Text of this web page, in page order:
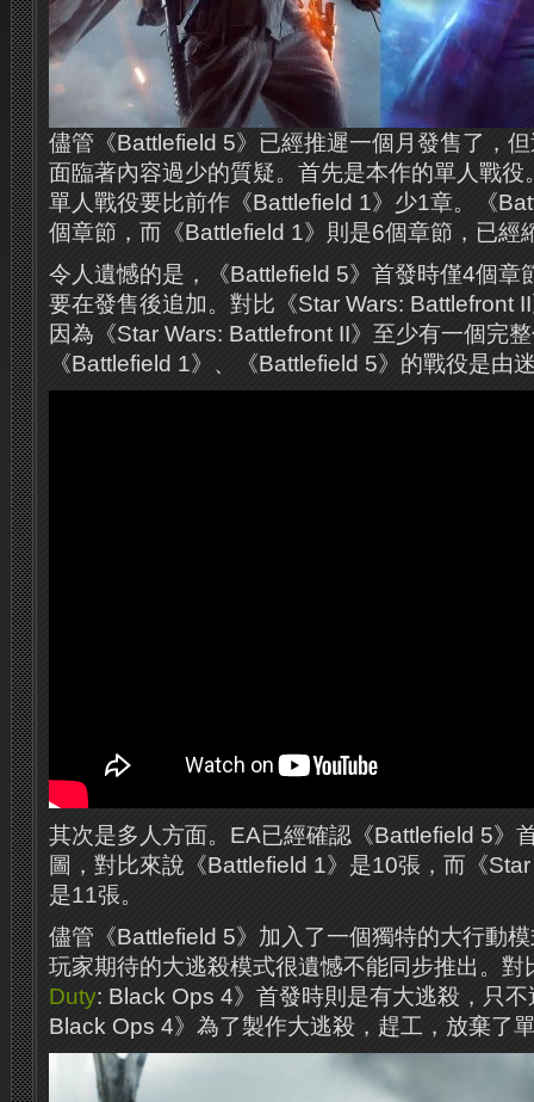
儘管《Battlefield 5》已經推遲一個月發售了，
面臨著內容過少的質疑。首先是本作的單人戰
單人戰役要比前作《Battlefield 1》少1章。《
個章節，而《Battlefield 1》則是6個章節，已經
令人遺憾的是，《Battlefield 5》首發時僅4個章
要在發售後追加。對比《Star Wars: Battlefront
因為《Star Wars: Battlefront II》至少有一個完
《Battlefield 1》、《Battlefield 5》的戰役是由
其次是多人方面。EA已經確認《Battlefield 5》
圖，對比來說《Battlefield 1》是10張，而《
是11張。
儘管《Battlefield 5》加入了一個獨特的大行動
玩家期待的大逃殺模式很遺憾不能同步推出。對
Duty: Black Ops 4》首發時則是有大逃殺，只不
Black Ops 4》為了製作大逃殺，趕工，放棄了